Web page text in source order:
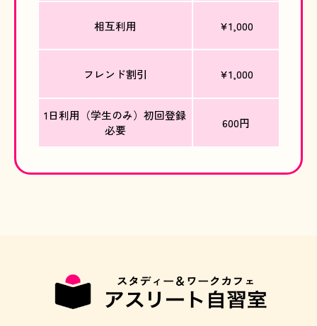
相互利用 ¥1,000
フレンド割引 ¥1,000
1日利用（学生のみ）初回登録
必要
600円